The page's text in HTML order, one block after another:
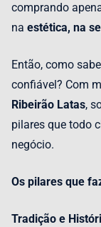
comprando
na estética, na
Então, como
confiável? Com
Ribeirão Latas,
pilares que todo
negócio.
Os pilares que
Tradição e